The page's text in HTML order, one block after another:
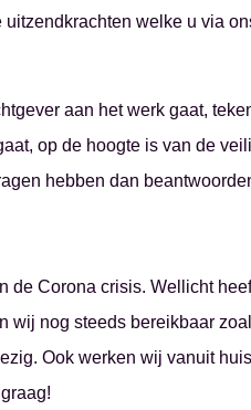
welke u via
aan het werk gaat,
op de hoogte is van de
hebben dan
Corona crisis. Wellicht
wij nog steeds bereikbaar
Ook werken wij vanuit